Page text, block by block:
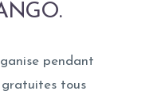
pendant
tous